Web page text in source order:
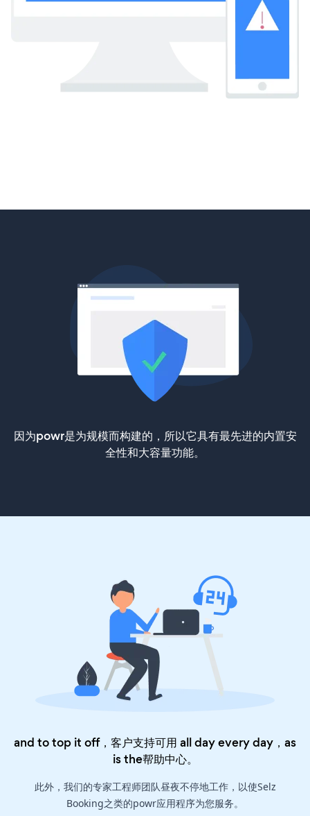
因为powr是为规模而构建的，所以它具有最先进的内置安
全性和大容量功能。
and to top it off，客户支持可用 all day every day，as
is the帮助中心。
此外，我们的专家工程师团队昼夜不停地工作，以使Selz
Booking之类的powr应用程序为您服务。